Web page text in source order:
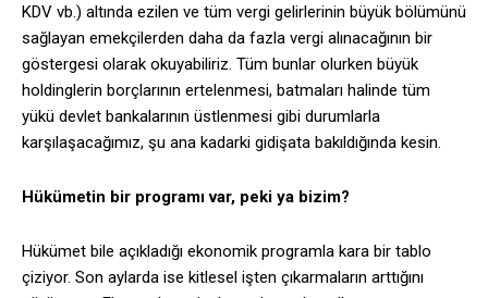
KDV vb.) altında ezilen ve tüm vergi gelirlerinin büyük bölümünü
sağlayan emekçilerden daha da fazla vergi alınacağının bir
göstergesi olarak okuyabiliriz. Tüm bunlar olurken büyük
holdinglerin borçlarının ertelenmesi, batmaları halinde tüm
yükü devlet bankalarının üstlenmesi gibi durumlarla
karşılaşacağımız, şu ana kadarki gidişata bakıldığında kesin.
Hükümetin bir programı var, peki ya bizim?
Hükümet bile açıkladığı ekonomik programla kara bir tablo
çiziyor. Son aylarda ise kitlesel işten çıkarmaların arttığını